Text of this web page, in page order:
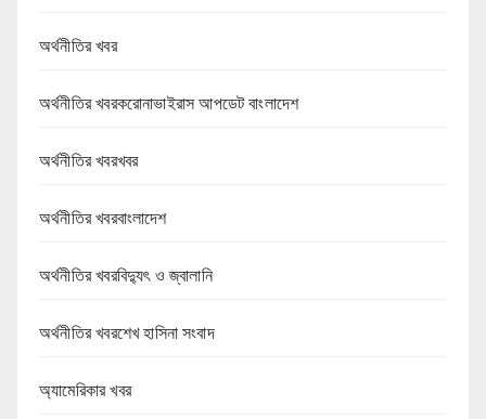
অর্থনীতির খবর
অর্থনীতির খবরকরোনাভাইরাস আপডেট বাংলাদেশ
অর্থনীতির খবরখবর
অর্থনীতির খবরবাংলাদেশ
অর্থনীতির খবরবিদ্যুৎ ও জ্বালানি
অর্থনীতির খবরশেখ হাসিনা সংবাদ
অ্যামেরিকার খবর